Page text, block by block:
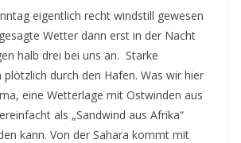
eigentlich recht windstill gewesen
Wetter dann erst in der Nacht
halb drei bei uns an. Starke
durch den Hafen. Was wir hier
eine Wetterlage mit Ostwinden aus
als „Sandwind aus Afrika“
kann. Von der Sahara kommt mit